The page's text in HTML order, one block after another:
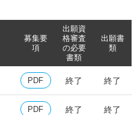
募集要
項
出願資
格審査
の必要
書類
出願書
類
PDF 終了 終了
PDF 終了 終了